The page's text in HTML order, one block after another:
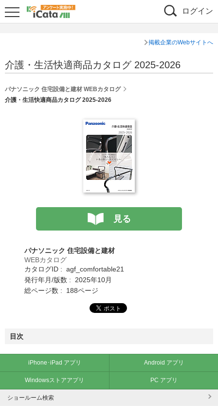
ログイン
掲載企業のWebサイトへ
介護・生活快適商品カタログ 2025-2026
パナソニック 住宅設備と建材 WEBカタログ
介護・生活快適商品カタログ 2025-2026
見る
パナソニック 住宅設備と建材
WEBカタログ
カタログID : agf_comfortable21
発行年月/版数 : 2025年10月
総ページ数 : 188ページ
目次
iPhone･iPad アプリ Android アプリ
Windowsストアアプリ PC アプリ
ショールーム検索